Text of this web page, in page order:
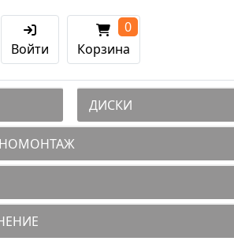
Войти Корзина
0
ДИСКИ